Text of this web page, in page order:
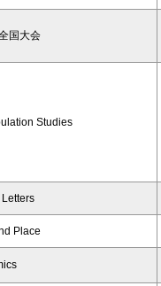
国大会
Studies
Place